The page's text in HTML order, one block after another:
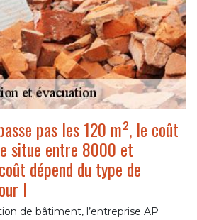
pas les 120 m², le coût
situe entre 8000 et
dépend du type de
l
de bâtiment, l’entreprise AP